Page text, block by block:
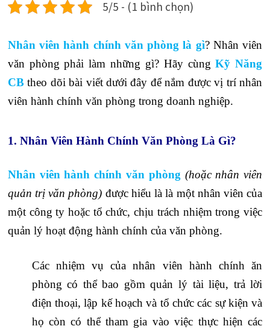
5/5 - (1 bình chọn)
Nhân viên hành chính văn phòng là gì? Nhân viên
văn phòng phải làm những gì? Hãy cùngKỹ Năng
CBtheo dõi bài viết dưới đây để nắm được vị trí nhân
viên hành chính văn phòng trong doanh nghiệp.
1. Nhân Viên Hành Chính Văn Phòng Là Gì?
Nhân viên hành chính văn phòng (hoặc nhân viên
quản trị văn phòng) được hiểu là là một nhân viên của
một công ty hoặc tổ chức, chịu trách nhiệm trong việc
quản lý hoạt động hành chính của văn phòng.
Các nhiệm vụ của nhân viên hành chính ăn
phòng có thể bao gồm quản lý tài liệu, trả lời
điện thoại, lập kế hoạch và tổ chức các sự kiện và
họ còn có thể tham gia vào việc thực hiện các